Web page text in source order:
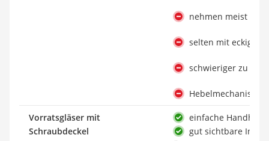
nehmen meist viel
selten mit eckigem
schwieriger zu
Vorratsgläser mit
Schraubdeckel
einfache
gut sichtbare